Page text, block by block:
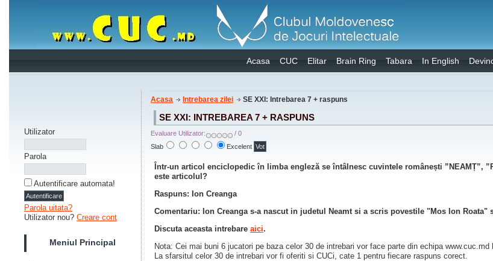
Acasa CUC Elitar Brain Ring Tabara In English
Utilizator
Parola
Autentificare automata!
Parola uitata?
Utilizator nou? Creare cont
Meniul Principal
Acasa Intrebarea zilei SE XXI: Intrebarea 7 + raspuns
SE XXI: INTREBAREA 7 + RASPUNS
Evaluare Utilizator:
/ 0
Slab
Excelent
Într-un articol enciclopedic în limba engleză se întâlnesc cuvintele românești ”NEAMȚ”,
este articolul?
Raspuns: Ion Creanga
Comentariu: Ion Creanga s-a nascut in judetul Neamt si a scris povestile "Mos Ion Roata"
Discuta aceasta intrebare aici.
Nota: Cei mai buni 6 jucatori pe baza celor 30 de intrebari vor face parte din echipa www.cuc.md
La sfarsitul celor 30 de intrebari vor fi oferiti si CUCi, cate 1 pentru fiecare raspuns corect.